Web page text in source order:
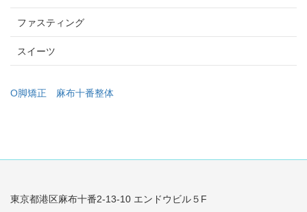
ファスティング
スイーツ
O脚矯正 麻布十番整体
東京都港区麻布十番2-13-10 エンドウビル５F